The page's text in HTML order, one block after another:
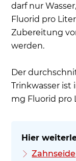
darf nur
Fluorid pro
Zubereitung
werden.
Der
Trinkwasser ist
mg Fluorid pro
Zahnseide